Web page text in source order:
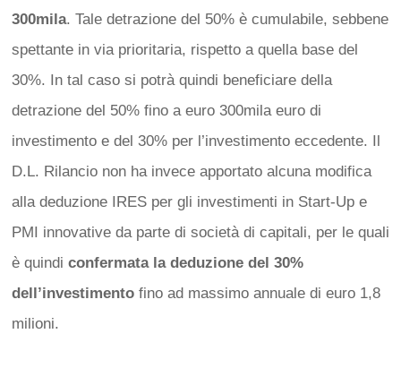
300mila. Tale detrazione del 50% è cumulabile, sebbene
spettante in via prioritaria, rispetto a quella base del
30%. In tal caso si potrà quindi beneficiare della
detrazione del 50% fino a euro 300mila euro di
investimento e del 30% per l’investimento eccedente. Il
D.L. Rilancio non ha invece apportato alcuna modifica
alla deduzione IRES per gli investimenti in Start-Up e
PMI innovative da parte di società di capitali, per le quali
è quindi confermata la deduzione del 30%
dell’investimentofino ad massimo annuale di euro 1,8
milioni.